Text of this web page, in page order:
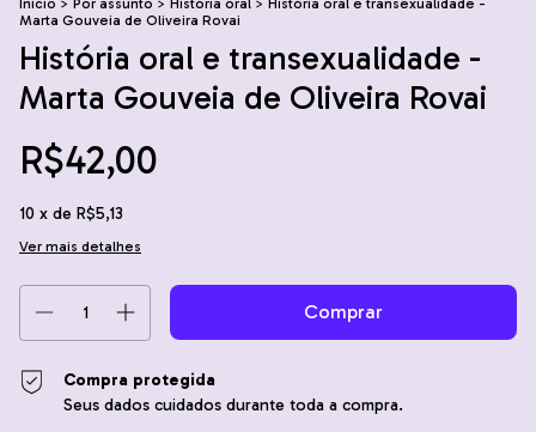
Marta Gouveia de Oliveira Rovai
História oral e transexualidade -
Marta Gouveia de Oliveira Rovai
R$42,00
10 x de R$5,13
Ver mais detalhes
Compra protegida
Seus dados cuidados durante toda a compra.